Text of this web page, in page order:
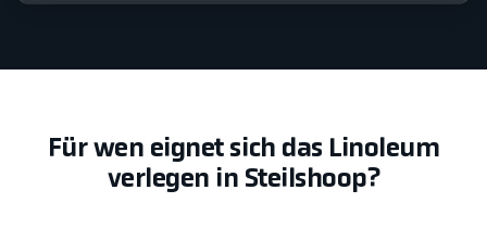
Für wen eignet sich das Linoleum
verlegen in Steilshoop?